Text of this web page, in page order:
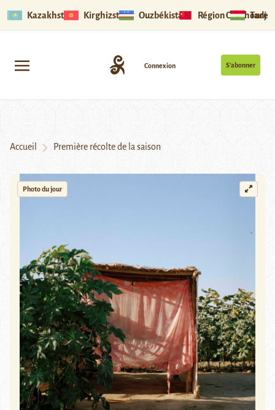
Kazakhstan Kirghizstan Ouzbékistan Région Ouïghoure
S’abonner
Connexion
Accueil Première récolte de la saison
Photo du jour